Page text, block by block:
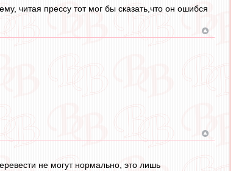
читая прессу тот мог бы сказать,что он ошибся
не могут нормально, это лишь